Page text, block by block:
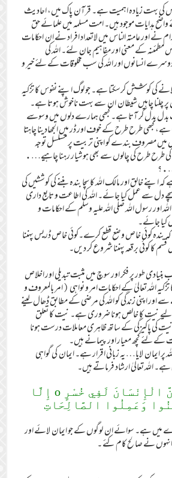
کی بہت زیادہ اہمیت ہے۔ قرآن پاک میں، احادیث
ہدایات موجود ہیں۔ امت مسلمہ میں علمائے حق
نے اور عامتہ الناس میں لاتعداد افراد نے ان احکامات
مطمئنہ کے معنی اور مفاہیم جان لئے۔ اللہ کی
انسانوں اور اللہ کی سب مخلوقات کے لئے خیر و
کی کوشش کرسکتا ہے۔ جو لوگ اپنے نفوس کا تزکیہ
پر چلنا چاہیں شیطان ان سے بہت ناخوش ہوتا ہے۔
بدل کر آتا ہے۔ کبھی ہمارے دلوں میں وسوسے
ہے، کبھی طرح طرح کے خوف اور ڈر میں الجھادینا چاہتا
مصروف بندے کو اپنی تربیت پر مسلسل توجہ
طرح طرح کی چالوں سے بھی ہوشیار رہنا چاہیے….
اپنے خالق اور مالک اللہ کا سچا بندہ بننے کی کوششیں کی
دل سے عمل کیا جائے۔ اللہ کی اطاعت و تابع داری
اور رسول اللہ صلی اللہ علیہ وسلم کے احکامات و
جائے۔
بندہ کوئی خاص وضع قطع کرے۔کوئی خاص ڈریس پہننا
کوئی برقعہ پہننا شروع کر دیں۔
طور پر فکر اور سوچ میں مثبت تبدیلی اور اخلاص
اللہ تعالیٰ کے احکامات امر و نواہی (امر بالمعروف و
اور اپنی زندگی کو اللہ کی مرضی کے مطابق ڈھال لینے
نیت کا خالص ہونا ضروری ہے۔ نیت کا تعلق
پاکیزگی کے ساتھ ظاہری معاملات درست ہونا
لئے کچھ معیار اور پیمانے ہیں۔
پر ایمان لایا… یہ زبانی اقرار ہے۔ ایمان کی گواہی
اللہ تعالیٰ ارشاد فرماتے ہیں۔
وَالْعَصْرِ o إِنَّ الْإِنْسَانَ لَفِي خُسْرٍ o إِلَّا
وَعَمِلُوا الصَّالِحَاتِ
میں ہے۔ سوائے ان لوگوں کے جو ایمان لائے اور
انہوں نے صالح کام کئے ۔